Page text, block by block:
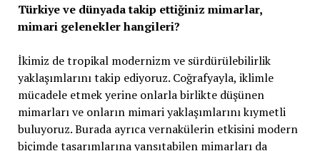
Türkiye ve dünyada takip ettiğiniz mimarlar,
mimari gelenekler hangileri?
İkimiz de tropikal modernizm ve sürdürülebilirlik
yaklaşımlarını takip ediyoruz. Coğrafyayla, iklimle
mücadele etmek yerine onlarla birlikte düşünen
mimarları ve onların mimari yaklaşımlarını kıymetli
buluyoruz. Burada ayrıca vernakülerin etkisini modern
biçimde tasarımlarına yansıtabilen mimarları da